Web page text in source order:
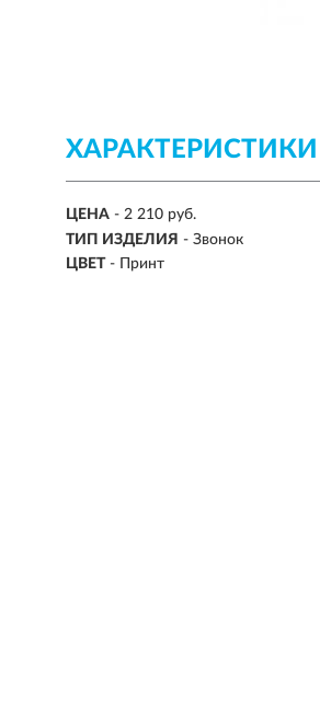
ХАРАКТЕРИСТИКИ
ЦЕНА - 2 210 руб.
ТИП ИЗДЕЛИЯ - Звонок
ЦВЕТ - Принт